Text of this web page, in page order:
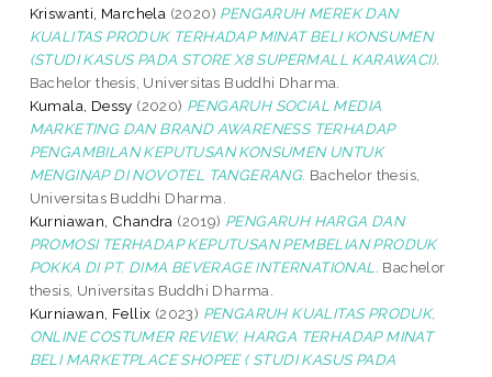
Kriswanti, Marchela (2020) PENGARUH MEREK DAN
KUALITAS PRODUK TERHADAP MINAT BELI KONSUMEN
(STUDI KASUS PADA STORE X8 SUPERMALL KARAWACI).
Bachelor thesis, Universitas Buddhi Dharma.
Kumala, Dessy (2020) PENGARUH SOCIAL MEDIA
MARKETING DAN BRAND AWARENESS TERHADAP
PENGAMBILAN KEPUTUSAN KONSUMEN UNTUK
MENGINAP DI NOVOTEL TANGERANG. Bachelor thesis,
Universitas Buddhi Dharma.
Kurniawan, Chandra (2019) PENGARUH HARGA DAN
PROMOSI TERHADAP KEPUTUSAN PEMBELIAN PRODUK
POKKA DI PT. DIMA BEVERAGE INTERNATIONAL. Bachelor
thesis, Universitas Buddhi Dharma.
Kurniawan, Fellix (2023) PENGARUH KUALITAS PRODUK,
ONLINE COSTUMER REVIEW, HARGA TERHADAP MINAT
BELI MARKETPLACE SHOPEE ( STUDI KASUS PADA